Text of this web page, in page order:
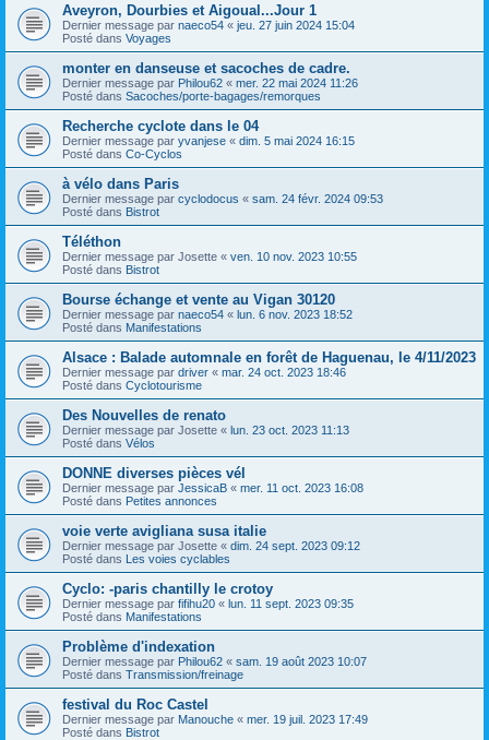
Aveyron, Dourbies et Aigoual...Jour 1
Dernier message par naeco54 « jeu. 27 juin 2024 15:04
Posté dans Voyages
monter en danseuse et sacoches de cadre.
Dernier message par Philou62 « mer. 22 mai 2024 11:26
Posté dans Sacoches/porte-bagages/remorques
Recherche cyclote dans le 04
Dernier message par yvanjese « dim. 5 mai 2024 16:15
Posté dans Co-Cyclos
à vélo dans Paris
Dernier message par cyclodocus « sam. 24 févr. 2024 09:53
Posté dans Bistrot
Téléthon
Dernier message par Josette « ven. 10 nov. 2023 10:55
Posté dans Bistrot
Bourse échange et vente au Vigan 30120
Dernier message par naeco54 « lun. 6 nov. 2023 18:52
Posté dans Manifestations
Alsace : Balade automnale en forêt de Haguenau, le 4/11/2023
Dernier message par driver « mar. 24 oct. 2023 18:46
Posté dans Cyclotourisme
Des Nouvelles de renato
Dernier message par Josette « lun. 23 oct. 2023 11:13
Posté dans Vélos
DONNE diverses pièces vél
Dernier message par JessicaB « mer. 11 oct. 2023 16:08
Posté dans Petites annonces
voie verte avigliana susa italie
Dernier message par Josette « dim. 24 sept. 2023 09:12
Posté dans Les voies cyclables
Cyclo: -paris chantilly le crotoy
Dernier message par fifihu20 « lun. 11 sept. 2023 09:35
Posté dans Manifestations
Problème d'indexation
Dernier message par Philou62 « sam. 19 août 2023 10:07
Posté dans Transmission/freinage
festival du Roc Castel
Dernier message par Manouche « mer. 19 juil. 2023 17:49
Posté dans Bistrot